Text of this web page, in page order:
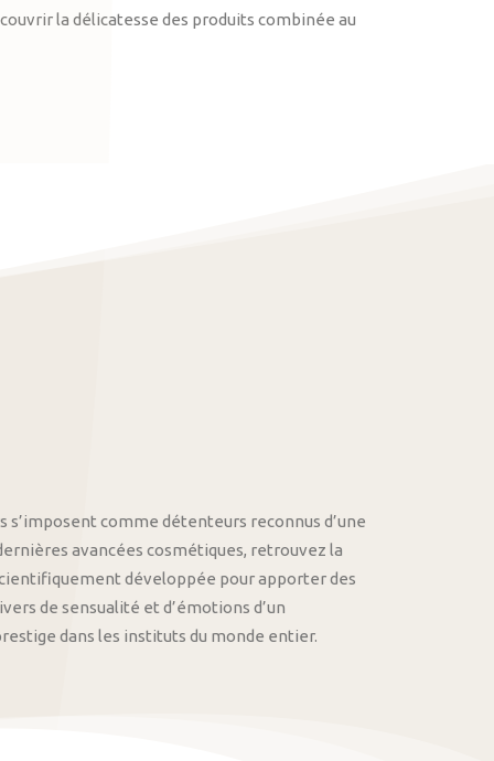
la délicatesse des produits combinée au
s’imposent comme détenteurs reconnus d’une
avancées cosmétiques, retrouvez la
développée pour apporter des
de sensualité et d’émotions d’un
dans les instituts du monde entier.